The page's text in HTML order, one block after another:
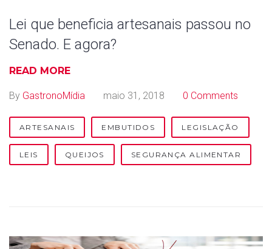
Lei que beneficia artesanais passou no
Senado. E agora?
READ MORE
By GastronoMídia maio 31, 2018 0 Comments
ARTESANAIS EMBUTIDOS LEGISLAÇÃO
LEIS QUEIJOS SEGURANÇA ALIMENTAR